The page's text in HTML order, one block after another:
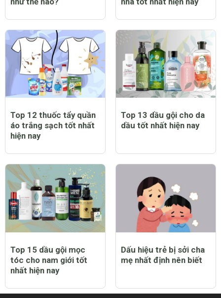
Trẻ bị sốt có tiêm
phòng sởi được không
và lưu ý dành cho cha
mẹ
Trẻ bị sởi có ngứa
không và lời giải đáp
đầy bất ngờ
Top 9 bạt trùm xe máy
chống nắng mưa tốt
nhất hiện nay
Top 12 nước hoa nam
thơm lâu tốt nhất hiện